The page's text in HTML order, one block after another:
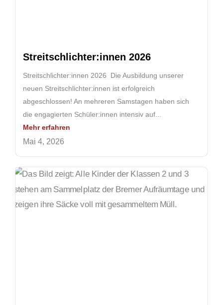
Streitschlichter:innen 2026
Streitschlichter:innen 2026 Die Ausbildung unserer
neuen Streitschlichter:innen ist erfolgreich
abgeschlossen! An mehreren Samstagen haben sich
die engagierten Schüler:innen intensiv auf...
Mehr erfahren
Mai 4, 2026